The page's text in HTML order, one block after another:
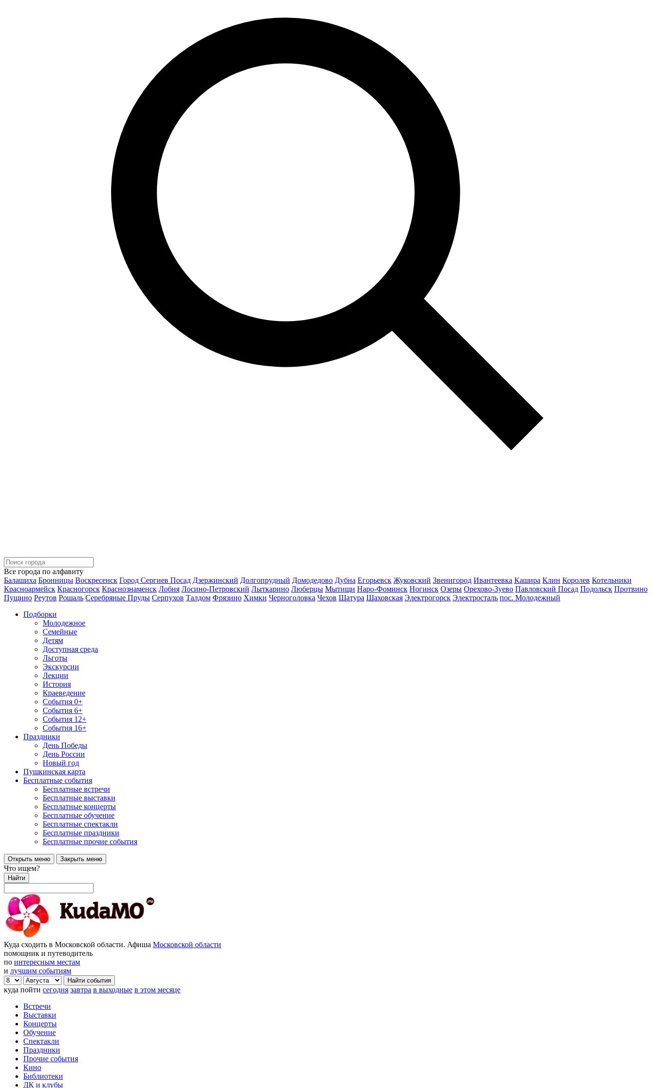
Все города по алфавиту
Балашиха Бронницы Воскресенск Город Сергиев Посад Дзержинский Долгопрудный Домодедово Дубна Егорьевск Жуковский Звенигород Ивантеевка Кашира Клин Королев Котельники
Красноармейск Красногорск Краснознаменск Лобня Лосино-Петровский Лыткарино Люберцы Мытищи Наро-Фоминск Ногинск Озеры Орехово-Зуево Павловский Посад Подольск Протвино
Пущино Реутов Рошаль Серебряные Пруды Серпухов Талдом Фрязино Химки Черноголовка Чехов Шатура Шаховская Электрогорск Электросталь пос. Молодежный
Подборки
Молодежное
Семейные
Детям
Доступная среда
Льготы
Экскурсии
Лекции
История
Краеведение
События 0+
События 6+
События 12+
События 16+
Праздники
День Победы
День России
Новый год
Пушкинская карта
Бесплатные события
Бесплатные встречи
Бесплатные выставки
Бесплатные концерты
Бесплатные обучение
Бесплатные спектакли
Бесплатные праздники
Бесплатные прочие события
Открыть меню Закрыть меню
Что ищем?
Найти
Куда сходить в Московской области. Афиша Московской области
помощник и путеводитель
по интересным местам
и лучшим событиям
куда пойти сегодня завтра в выходные в этом месяце
Встречи
Выставки
Концерты
Обучение
Спектакли
Праздники
Прочие события
Кино
Библиотеки
ДК и клубы